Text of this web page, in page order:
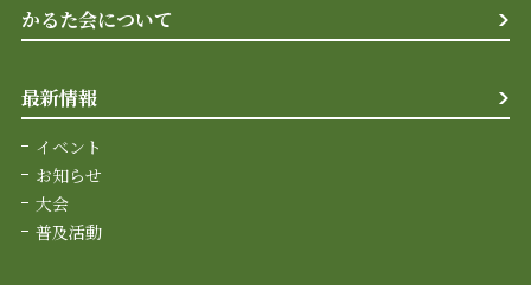
かるた会について
最新情報
イベント
お知らせ
大会
普及活動